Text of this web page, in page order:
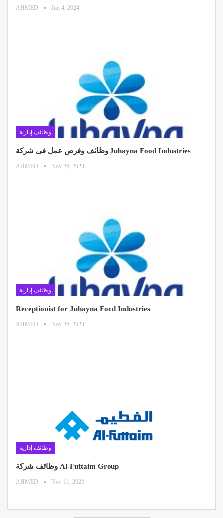
AHMED Jun 4, 2024
وظائف إدارية
وظائف وفرص عمل فى شركة Juhayna Food Industries
AHMED Nov 26, 2023
وظائف إدارية
Receptionist for Juhayna Food Industries
AHMED Nov 26, 2023
وظائف إدارية
وظائف شركة Al-Futtaim Group
AHMED Nov 11, 2023